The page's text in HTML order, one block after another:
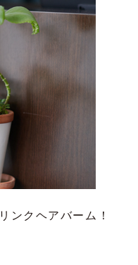
リンクヘアバーム！